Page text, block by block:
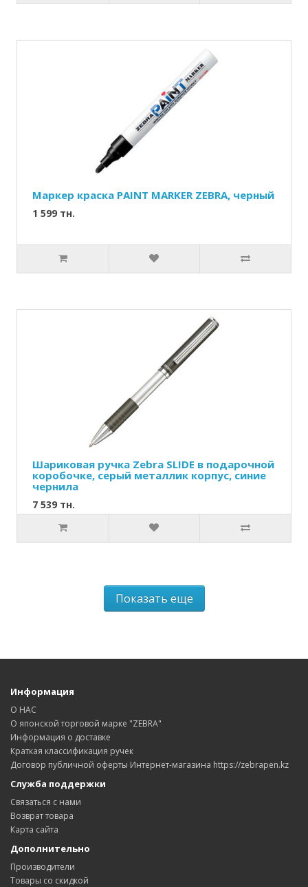
Маркер краска PAINT MARKER ZEBRA, черный
1 599 тн.
Шариковая ручка Zebra SLIDE в подарочной
коробочке, серый металлик корпус, синие
чернила
7 539 тн.
Показать еще
Информация
О НАС
О японской торговой марке "ZEBRA"
Информация о доставке
Краткая классификация ручек
Договор публичной оферты Интернет-магазина https://zebrapen.kz
Служба поддержки
Связаться с нами
Возврат товара
Карта сайта
Дополнительно
Производители
Товары со скидкой